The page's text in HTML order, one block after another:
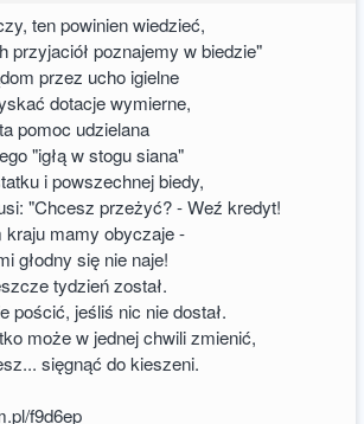
ten powinien wiedzieć,
przyjaciół poznajemy w biedzie"
przez ucho igielne
dotacje wymierne,
pomoc udzielana
"igłą w stogu siana"
i powszechnej biedy,
"Chcesz przeżyć? - Weź kredyt!
kraju mamy obyczaje -
głodny się nie naje!
tydzień został.
pościć, jeśliś nic nie dostał.
może w jednej chwili zmienić,
sięgnąć do kieszeni.
f9d6ep